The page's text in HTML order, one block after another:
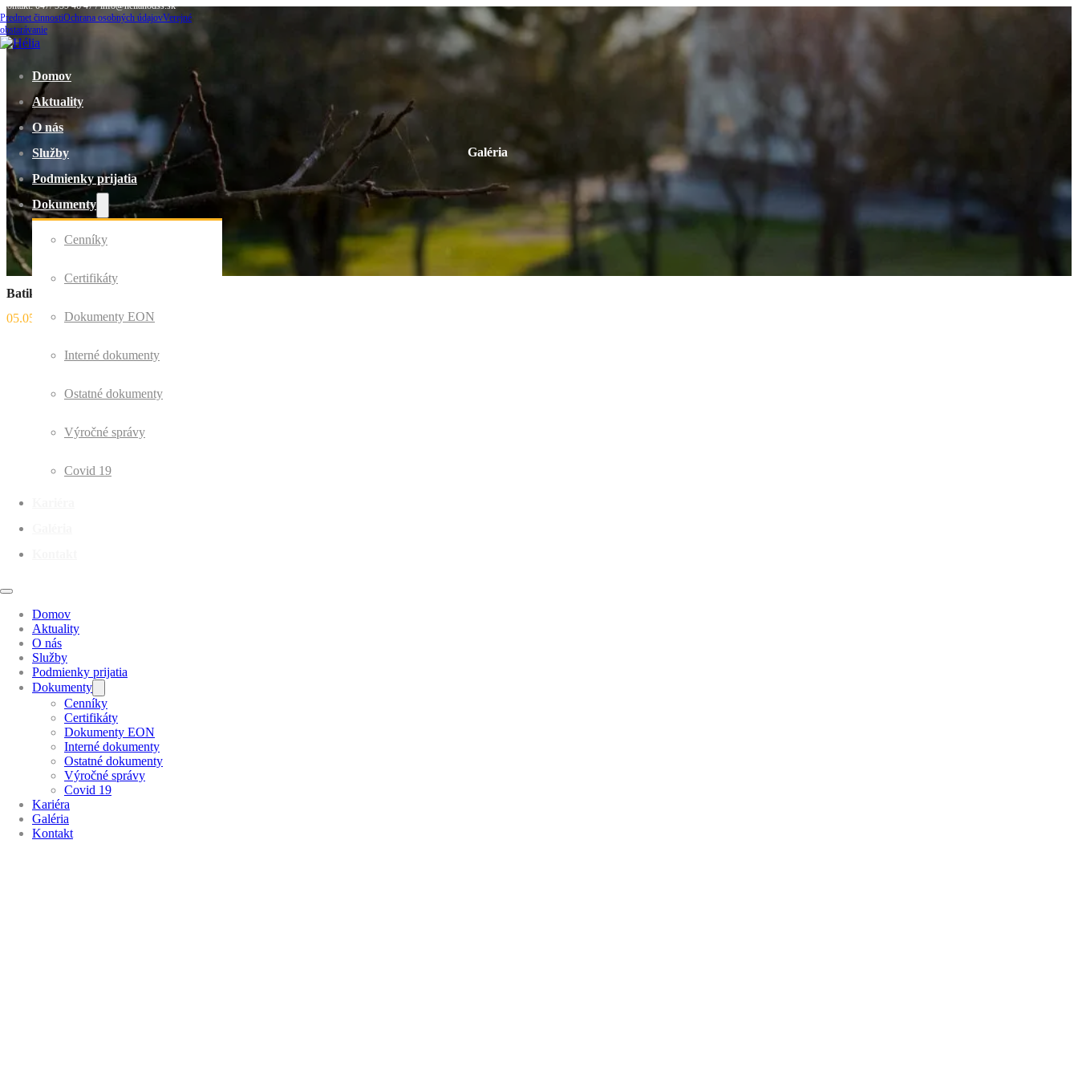
Kontakt: 047/ 559 46 47 / info@helianodss.sk
Predmet činnostiOchrana osobných údajovVerejné
obstarávanie
Domov
Aktuality
O nás
Služby
Podmienky prijatia
Dokumenty
Cenníky
Certifikáty
Dokumenty EON
Interné dokumenty
Ostatné dokumenty
Výročné správy
Covid 19
Domov
Aktuality
O nás
Služby
Podmienky prijatia
Dokumenty
Cenníky
Certifikáty
Dokumenty EON
Interné dokumenty
Ostatné dokumenty
Výročné správy
Covid 19
Kariéra
Galéria
Kontakt
Galéria
Batikovanie
05.05.2023